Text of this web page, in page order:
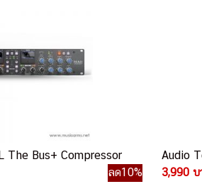
The Bus+ Compressor
ลด10%
Audio
3,990 บ